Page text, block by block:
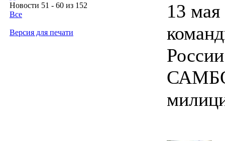
Новости 51 - 60 из 152
Все
Версия для печати
13 мая